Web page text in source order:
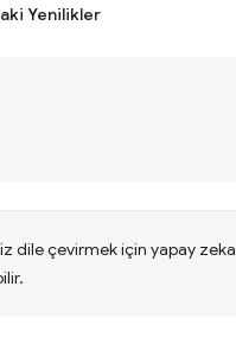
Yenilikler
dile çevirmek için yapay zeka